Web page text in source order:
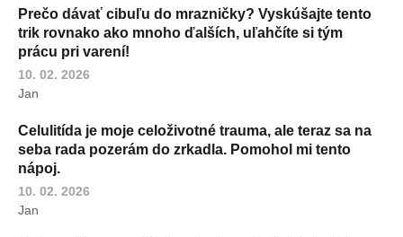
Prečo dávať cibuľu do mrazničky? Vyskúšajte tento
trik rovnako ako mnoho ďalších, uľahčíte si tým
prácu pri varení!
10. 02. 2026
Jan
Celulitída je moje celoživotné trauma, ale teraz sa na
seba rada pozerám do zrkadla. Pomohol mi tento
nápoj.
10. 02. 2026
Jan